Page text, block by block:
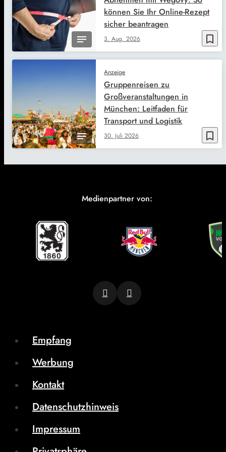
bookmark_border
3. Aug. 2026
können Sie Ihr Online-Rezept
sicher beantragen
bookmark_border
Anzeige
30. Juli 2026
Gruppenreisen zu
Großveranstaltungen in
München: Leitfaden für
Transport und Logistik
Medienpartner von:
Empfang
Werbung
Kontakt
Datenschutzhinweis
Impressum